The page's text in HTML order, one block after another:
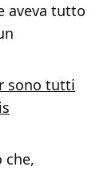
aveva tutto
sono tutti
che,